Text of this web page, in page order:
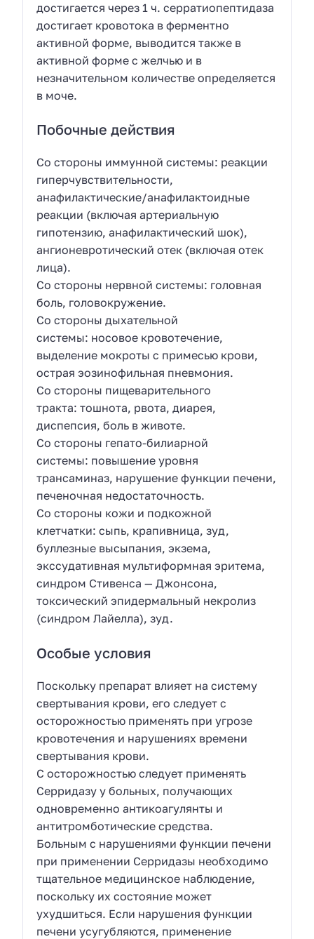
достигается через 1 ч. серратиопептидаза
достигает кровотока в ферментно
активной форме, выводится также в
активной форме с желчью и в
незначительном количестве определяется
в моче.
Побочные действия
Со стороны иммунной системы: реакции
гиперчувствительности,
анафилактические/анафилактоидные
реакции (включая артериальную
гипотензию, анафилактический шок),
ангионевротический отек (включая отек
лица).
Со стороны нервной системы: головная
боль, головокружение.
Со стороны дыхательной
системы: носовое кровотечение,
выделение мокроты с примесью крови,
острая эозинофильная пневмония.
Со стороны пищеварительного
тракта: тошнота, рвота, диарея,
диспепсия, боль в животе.
Со стороны гепато-билиарной
системы: повышение уровня
трансаминаз, нарушение функции печени,
печеночная недостаточность.
Со стороны кожи и подкожной
клетчатки: сыпь, крапивница, зуд,
буллезные высыпания, экзема,
экссудативная мультиформная эритема,
синдром Стивенса — Джонсона,
токсический эпидермальный некролиз
(синдром Лайелла), зуд.
Особые условия
Поскольку препарат влияет на систему
свертывания крови, его следует с
осторожностью применять при угрозе
кровотечения и нарушениях времени
свертывания крови.
С осторожностью следует применять
Серридазу у больных, получающих
одновременно антикоагулянты и
антитромботические средства.
Больным с нарушениями функции печени
при применении Серридазы необходимо
тщательное медицинское наблюдение,
поскольку их состояние может
ухудшиться. Если нарушения функции
печени усугубляются, применение